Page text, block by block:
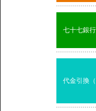
七十七銀
代金引換